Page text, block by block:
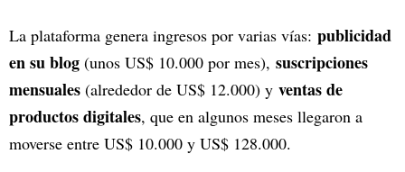
La plataforma genera ingresos por varias vías: publicidad
en su blog (unos US$ 10.000 por mes), suscripciones
mensuales (alrededor de US$ 12.000) y ventas de
productos digitales, que en algunos meses llegaron a
moverse entre US$ 10.000 y US$ 128.000.